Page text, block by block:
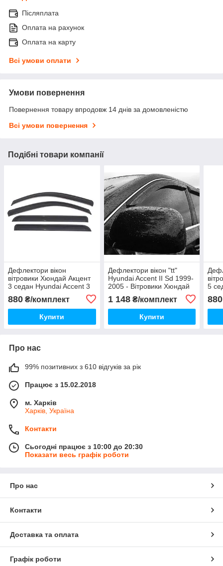
Післяплата
Оплата на рахунок
Оплата на карту
Всі умови оплати
Умови повернення
Повернення товару впродовж 14 днів за домовленістю
Всі умови повернення
Подібні товари компанії
Дефлектори вікон
вітровики Хюндай Акцент
3 седан Hyundai Accent 3
880 ₴/комплект
Купити
Дефлектори вікон "tt"
Hyundai Accent II Sd 1999-
2005 - Вітровики Хюндай
1 148₴/комплект
Купити
5
880
Про нас
99% позитивних з 610 відгуків за рік
Працює з 15.02.2018
м. Харків
Харків, Україна
Контакти
Сьогодні працює з 10:00 до 20:30
Показати весь графік роботи
Про нас
Контакти
Доставка та оплата
Графік роботи